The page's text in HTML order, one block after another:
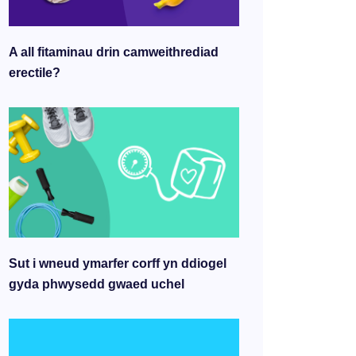
A all fitaminau drin camweithrediad
erectile?
Sut i wneud ymarfer corff yn ddiogel
gyda phwysedd gwaed uchel